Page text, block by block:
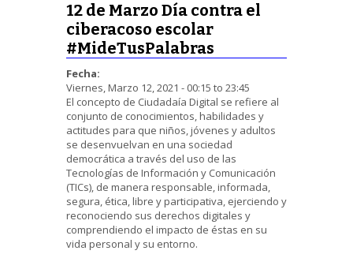
12 de Marzo Día contra el
ciberacoso escolar
#MideTusPalabras
Fecha:
Viernes, Marzo 12, 2021 - 00:15 to 23:45
El concepto de Ciudadaía Digital se refiere al
conjunto de conocimientos, habilidades y
actitudes para que niños, jóvenes y adultos
se desenvuelvan en una sociedad
democrática a través del uso de las
Tecnologías de Información y Comunicación
(TICs), de manera responsable, informada,
segura, ética, libre y participativa, ejerciendo y
reconociendo sus derechos digitales y
comprendiendo el impacto de éstas en su
vida personal y su entorno.